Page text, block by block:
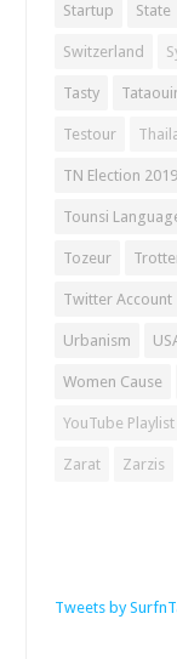
Startup State
Switzerland
Tasty
Testour
TN Election 2019
Tounsi
Tozeur
Twitter Account
Urbanism
Women Cause
YouTube Playlist
Zarat Zarzis
Tweets by